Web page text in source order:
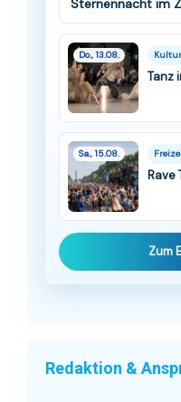
Sternennacht im
Do., 13.08. Kultur
Tanz
Sa., 15.08.
Rave
Zum
Redaktion &